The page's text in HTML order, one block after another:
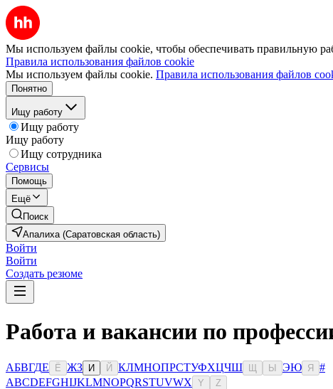
Мы используем файлы cookie, чтобы обеспечивать правильную
Правила использования файлов cookie
Мы используем файлы cookie. Правила использования файлов
Понятно
Ищу работу
Ищу работу
Ищу работу
Ищу сотрудника
Сервисы
Помощь
Ещё
Поиск
Апалиха (Саратовская область)
Войти
Войти
Создать резюме
Работа и вакансии по
АБВГДЕ Ё ЖЗ И Й КЛМНОПРСТУФХЦЧШ Ы ЭЮ Я
#
ABCDEFGHIJKLMNOPQRSTUVWX Y Z